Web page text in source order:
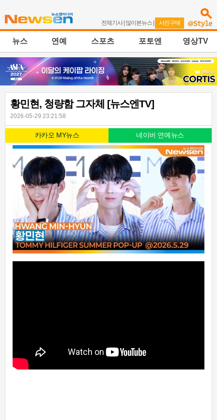
전체기사| 많이본뉴스 | 사진구매
뉴스 연예 스포츠 포토엔 영상TV
황민현, 청량함 그자체 [뉴스엔TV]
2026-05-29 23:21:58
카카오 MY뉴스 네이버 연예뉴스